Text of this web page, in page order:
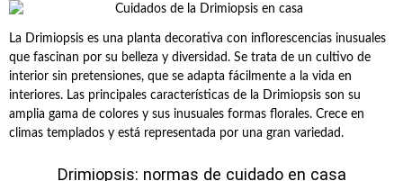
La Drimiopsis es una planta decorativa con inflorescencias inusuales
que fascinan por su belleza y diversidad. Se trata de un cultivo de
interior sin pretensiones, que se adapta fácilmente a la vida en
interiores. Las principales características de la Drimiopsis son su
amplia gama de colores y sus inusuales formas florales. Crece en
climas templados y está representada por una gran variedad.
Drimiopsis: normas de cuidado en casa